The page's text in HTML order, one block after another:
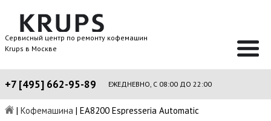
Сервисный центр по ремонту кофемашин
Krups в Москве
+7 [495] 662-95-89 ЕЖЕДНЕВНО, С 08:00 ДО 22:00
| Кофемашина | EA8200 Espresseria Automatic